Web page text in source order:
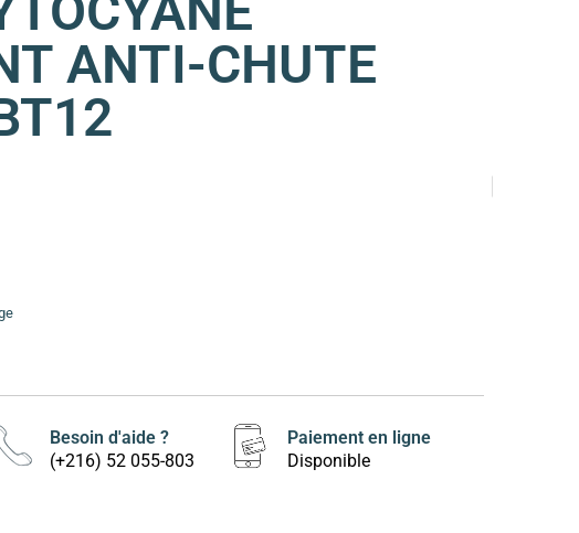
ANTI-CHUTE
Besoin d'aide ?
(+216) 52 055-803
Paiement en ligne
Disponible